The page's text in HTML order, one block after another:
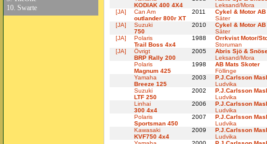
10. Swarte
KODIAK 400 4X4
Leksand/Mora
[JA]
Can Am
outlander 800r XT
2011
Cykel & Motor
Säter
[JA]
Suzuki
750
2010
Cykel & Motor
Säter
[JA]
Polaris
Trail Boss 4x4
1988
Orrkvist Motor/
Storuman
[JA]
Övrigt
BRP Rally 200
2005
Abris Sjö &
Leksand/Mora
Polaris
Magnum 425
1998
AB Mats Skoter
Föllinge
Yamaha
Breeze 125
2003
P.J.Carlsson
Ludvika
Suzuki
LTF 250
2002
P.J.Carlsson
Ludvika
Linhai
300 4x4
2006
P.J.Carlsson
Ludvika
Polaris
Sportsman 450
2007
P.J.Carlsson
Ludvika
Kawasaki
KVF750 4x4
2009
P.J.Carlsson
Ludvika